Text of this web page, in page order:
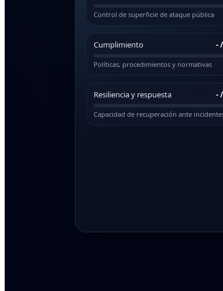
Control de superficie de ataque pública
Cumplimiento -/
Políticas, procedimientos y normativas
Resiliencia y respuesta -/
Capacidad de recuperación ante